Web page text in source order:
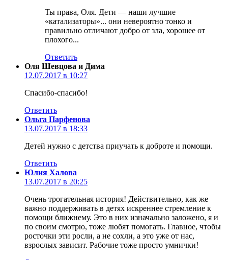
Ты права, Оля. Дети — наши лучшие
«катализаторы»... они невероятно тонко и
правильно отличают добро от зла, хорошее от
плохого...
Ответить
Оля Шевцова и Дима
12.07.2017 в 10:27
Спасибо-спасибо!
Ответить
Ольга Парфенова
13.07.2017 в 18:33
Детей нужно с детства приучать к доброте и помощи.
Ответить
Юлия Халова
13.07.2017 в 20:25
Очень трогательная история! Действительно, как же
важно поддерживать в детях искреннее стремление к
помощи ближнему. Это в них изначально заложено, я и
по своим смотрю, тоже любят помогать. Главное, чтобы
росточки эти росли, а не сохли, а это уже от нас,
взрослых зависит. Рабочие тоже просто умнички!